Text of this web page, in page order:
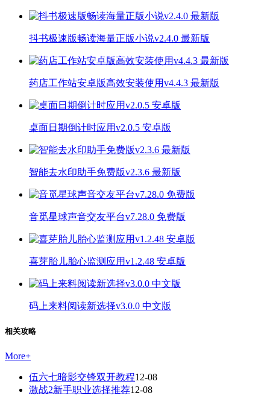
抖书极速版畅读海量正版小说v2.4.0 最新版
药店工作站安卓版高效安装使用v4.4.3 最新版
桌面日期倒计时应用v2.0.5 安卓版
智能去水印助手免费版v2.3.6 最新版
音觅星球声音交友平台v7.28.0 免费版
喜芽胎儿胎心监测应用v1.2.48 安卓版
码上来料阅读新选择v3.0.0 中文版
相关攻略
More+
伍六七暗影交锋双开教程12-08
激战2新手职业选择推荐12-08